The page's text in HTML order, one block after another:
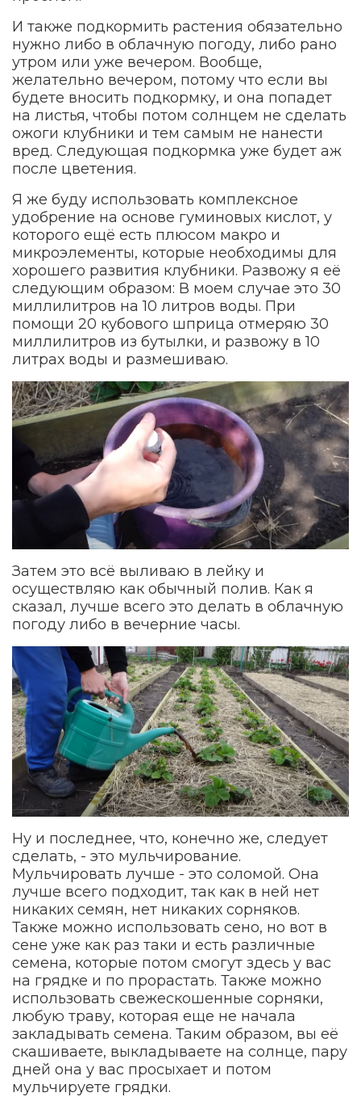
И также подкормить растения обязательно
нужно либо в облачную погоду, либо рано
утром или уже вечером. Вообще,
желательно вечером, потому что если вы
будете вносить подкормку, и она попадет
на листья, чтобы потом солнцем не сделать
ожоги клубники и тем самым не нанести
вред. Следующая подкормка уже будет аж
после цветения.
Я же буду использовать комплексное
удобрение на основе гуминовых кислот, у
которого ещё есть плюсом макро и
микроэлементы, которые необходимы для
хорошего развития клубники. Развожу я её
следующим образом: В моем случае это 30
миллилитров на 10 литров воды. При
помощи 20 кубового шприца отмеряю 30
миллилитров из бутылки, и развожу в 10
литрах воды и размешиваю.
Затем это всё выливаю в лейку и
осуществляю как обычный полив. Как я
сказал, лучше всего это делать в облачную
погоду либо в вечерние часы.
Ну и последнее, что, конечно же, следует
сделать, - это мульчирование.
Мульчировать лучше - это соломой. Она
лучше всего подходит, так как в ней нет
никаких семян, нет никаких сорняков.
Также можно использовать сено, но вот в
сене уже как раз таки и есть различные
семена, которые потом смогут здесь у вас
на грядке и по прорастать. Также можно
использовать свежескошенные сорняки,
любую траву, которая еще не начала
закладывать семена. Таким образом, вы её
скашиваете, выкладываете на солнце, пару
дней она у вас просыхает и потом
мульчируете грядки.